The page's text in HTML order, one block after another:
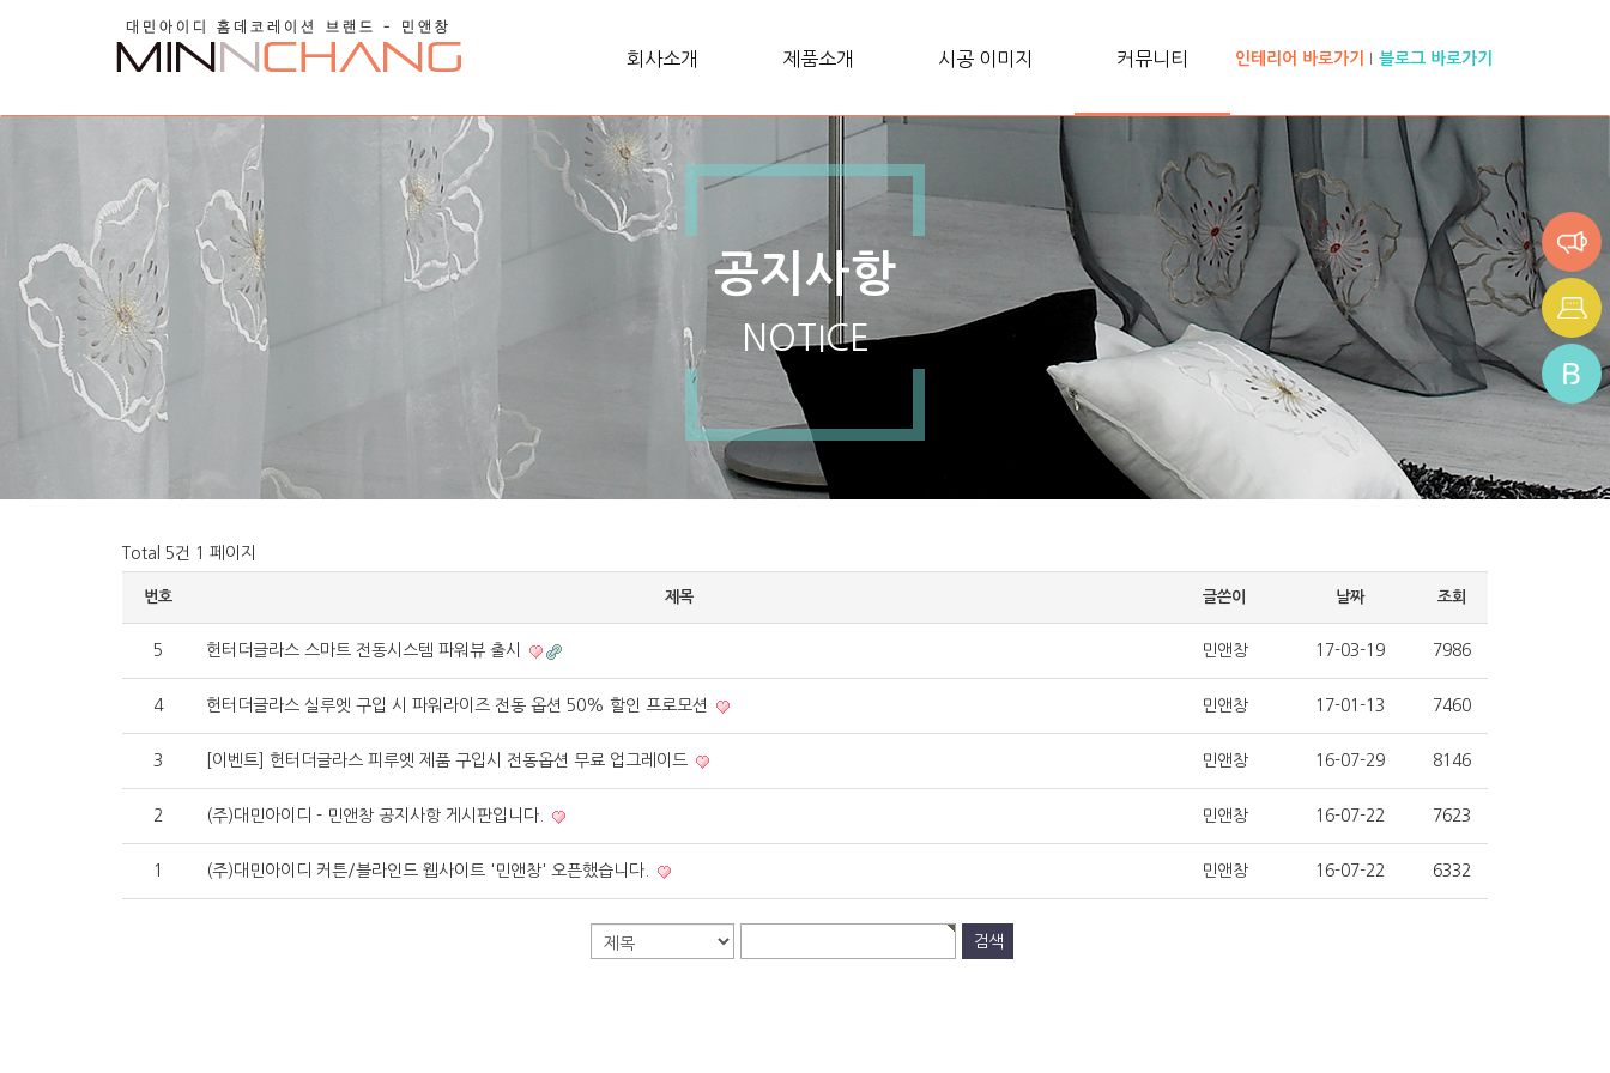
인테리어 바로가기 블로그 바로가기
회사소개 제품소개 시공 이미지 커뮤니티
공지사항
NOTICE
Total 5건 1 페이지
번호 제목 글쓴이 날짜 조회
5 헌터더글라스 스마트 전동시스템 파워뷰 출시 민앤창 17-03-19 7986
4 헌터더글라스 실루엣 구입 시 파워라이즈 전동 옵션 50% 할인 프로모션 민앤창 17-01-13 7460
3 [이벤트] 헌터더글라스 피루엣 제품 구입시 전동옵션 무료 업그레이드 민앤창 16-07-29 8146
2 (주)대민아이디 - 민앤창 공지사항 게시판입니다. 민앤창 16-07-22 7623
1 (주)대민아이디 커튼/블라인드 웹사이트 '민앤창' 오픈했습니다. 민앤창 16-07-22 6332